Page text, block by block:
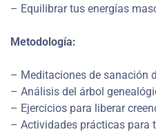
– Equilibrar tus energías
Metodología:
– Meditaciones de sanación
– Análisis del árbol
– Ejercicios para liberar
– Actividades prácticas para